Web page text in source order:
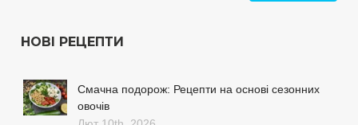
НОВІ РЕЦЕПТИ
Смачна подорож: Рецепти на основі сезонних
овочів